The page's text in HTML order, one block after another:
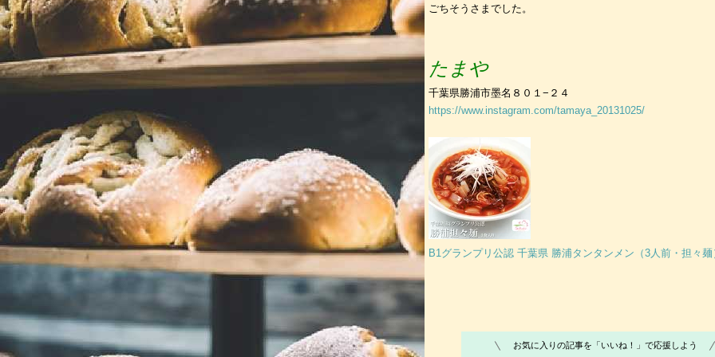
ごちそうさまでした。
たまや​
千葉県勝浦市墨名８０１−２４
https://www.instagram.com/tamaya_20131025/
B1グランプリ公認 千葉県 勝浦タンタンメン（3人前・担々麺
お気に入りの記事を「いいね！」で応援しよう